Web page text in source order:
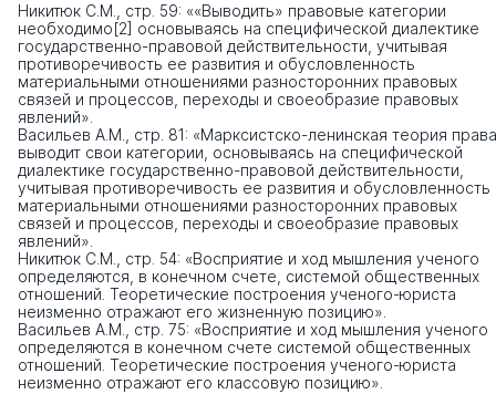
Никитюк С.М., стр. 59: ««Выводить» правовые категории
необходимо[2] основываясь на специфической диалектике
государственно-правовой действительности, учитывая
противоречивость ее развития и обусловленность
материальными отношениями разносторонних правовых
связей и процессов, переходы и своеобразие правовых
явлений».
Васильев А.М., стр. 81: «Марксистско-ленинская теория права
выводит свои категории, основываясь на специфической
диалектике государственно-правовой действительности,
учитывая противоречивость ее развития и обусловленность
материальными отношениями разносторонних правовых
связей и процессов, переходы и своеобразие правовых
явлений».
Никитюк С.М., стр. 54: «Восприятие и ход мышления ученого
определяются, в конечном счете, системой общественных
отношений. Теоретические построения ученого-юриста
неизменно отражают его жизненную позицию».
Васильев А.М., стр. 75: «Восприятие и ход мышления ученого
определяются в конечном счете системой общественных
отношений. Теоретические построения ученого-юриста
неизменно отражают его классовую позицию».